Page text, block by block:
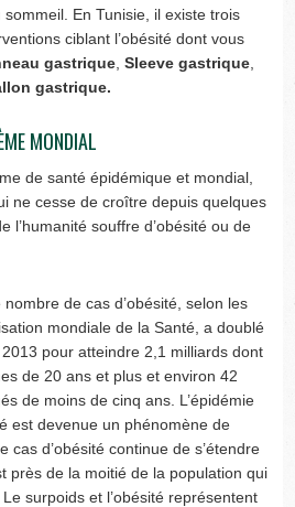
sommeil. En Tunisie, il existe trois
ciblant l’obésité dont vous
gastrique ,Sleeve gastrique
gastrique.
MONDIAL
de santé épidémique et mondial,
ne cesse de croître depuis quelques
l’humanité souffre d’obésité ou de
nombre de cas d’obésité, selon les
mondiale de la Santé, a doublé
pour atteindre 2,1 milliards dont
de 20 ans et plus et environ 42
de moins de cinq ans. L’épidémie
est devenue un phénomène de
cas d’obésité continue de s’étendre
près de la moitié de la population qui
surpoids et l’obésité représentent